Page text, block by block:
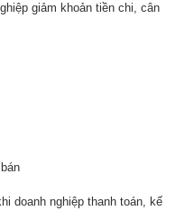
giảm khoản tiền chi, cân
doanh nghiệp thanh toán, kế